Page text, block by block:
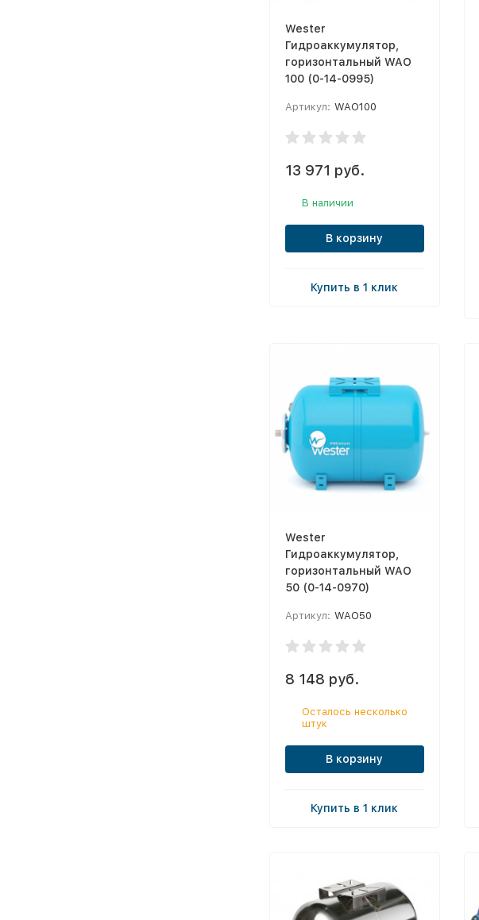
Wester
Гидроаккумулятор,
горизонтальный WAO
100 (0-14-0995)
Артикул: WAO100
13 971 руб.
В наличии
В корзину
Купить в 1 клик
Wester
Гидроаккумулятор,
горизонтальный WAO
50 (0-14-0970)
Артикул: WAO50
8 148 руб.
Осталось несколько
штук
В корзину
Купить в 1 клик